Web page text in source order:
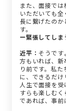
また、面接で
いただいても
長に繋げたの
す。
ー緊張してしま
近平： そうです
方もいれば、新
り前です。私
に、できるだけ
人生で面接を
すらも楽しむ
であれば、事前